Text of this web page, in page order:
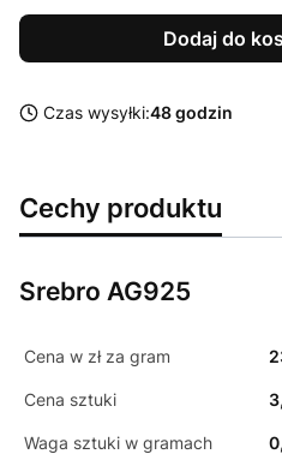
Dodaj do
Czas wysyłki:48 godzin
Cechy produktu
Srebro AG925
Cena w zł za gram
Cena sztuki
Waga sztuki w gramach